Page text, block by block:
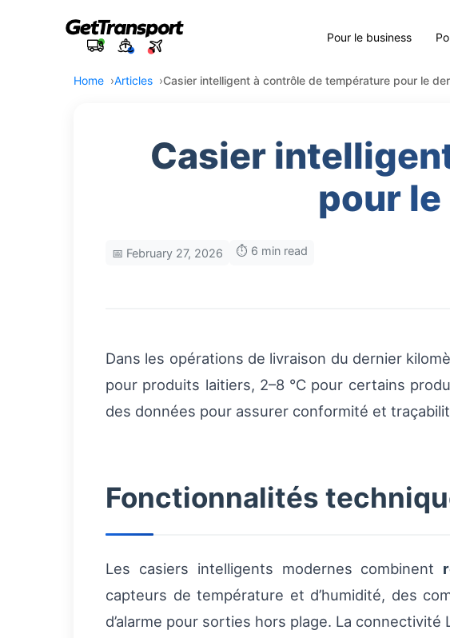
Pour le business
Home Articles Casier intelligent à contrôle de température pour le
Casier
pour
📅 February 27, 2026 ⏱️ 6 min read
Dans les opérations de livraison du dernier
pour produits laitiers, 2–8 °C pour certains
des données pour assurer conformité et
Fonctionnalités
Les casiers intelligents modernes combinent
capteurs de température et d’humidité, des
d’alarme pour sorties hors plage. La connectivité